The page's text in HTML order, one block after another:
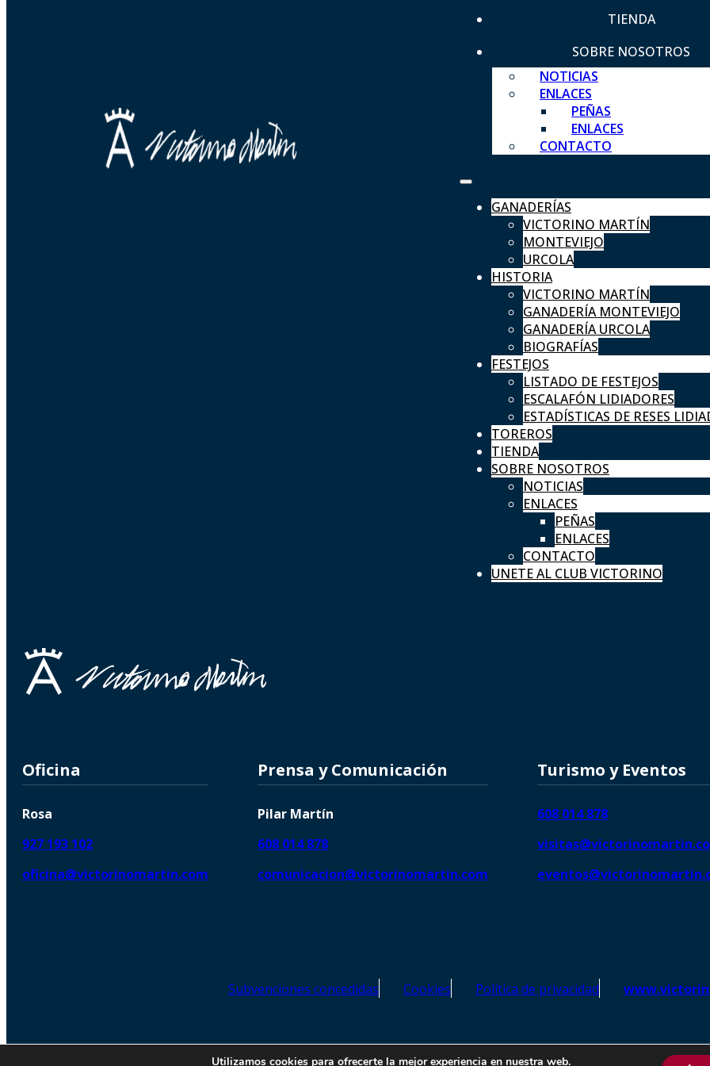
TIENDA
SOBRE NOSOTROS
NOTICIAS
ENLACES
PEÑAS
ENLACES
CONTACTO
GANADERÍAS
VICTORINO MARTÍN
MONTEVIEJO
URCOLA
HISTORIA
VICTORINO MARTÍN
GANADERÍA MONTEVIEJO
GANADERÍA URCOLA
BIOGRAFÍAS
FESTEJOS
LISTADO DE FESTEJOS
ESCALAFÓN LIDIADORES
ESTADÍSTICAS DE RESES
TOREROS
TIENDA
SOBRE NOSOTROS
NOTICIAS
ENLACES
PEÑAS
ENLACES
CONTACTO
UNETE AL CLUB VICTORINO
Oficina
Rosa
927 193 102
oficina@victorinomartin.com
Prensa y Comunicación
Pilar Martín
608 014 878
comunicacion@victorinomartin.com
Turismo y Eventos
608 014 878
Subvenciones concedidas Cookies Política de privacidad
© 2026 Copyright © | Victorino Martín – Todos los derechos reservados | SEO de Agencia
Utilizamos cookies para ofrecerte la mejor experiencia en nuestra web.